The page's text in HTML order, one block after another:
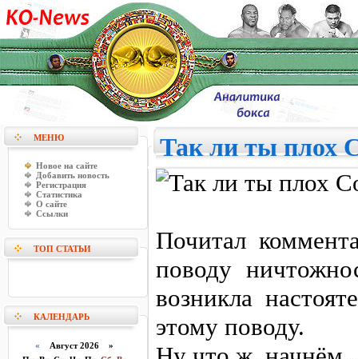
МЕНЮ
Новое на сайте
Добавить новость
Регистрация
Статистика
О сайте
Ссылки
ТОП СТАТЬИ
КАЛЕНДАРЬ
« Август 2026 »
Так ли ты плох
Почитал
поводу
возникла
этому поводу.